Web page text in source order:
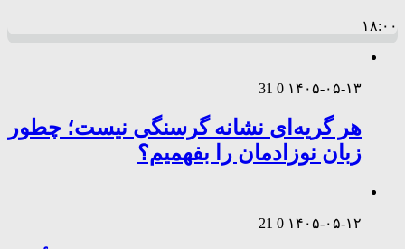
۱۸:۰۰
۱۴۰۵-۰۵-۱۳ 0
31
هر گریه‌ای نشانه گرسنگی نیست؛ چطور
زبان نوزادمان را بفهمیم؟
۱۴۰۵-۰۵-۱۲ 0
21